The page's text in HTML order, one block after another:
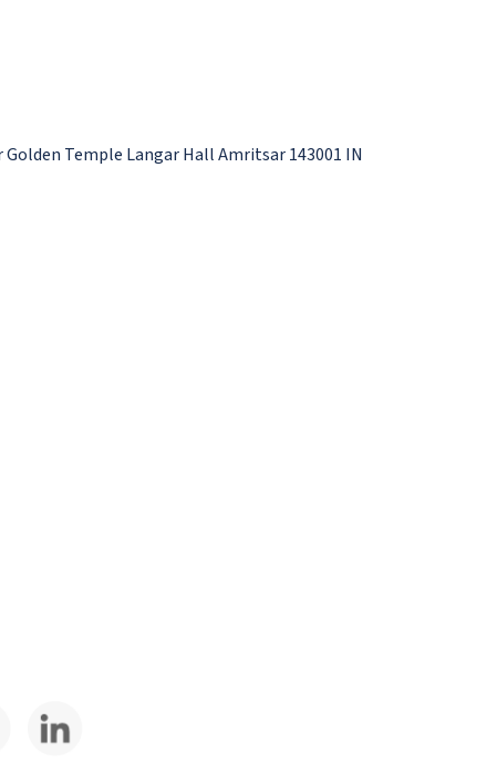
Temple Langar Hall Amritsar 143001 IN